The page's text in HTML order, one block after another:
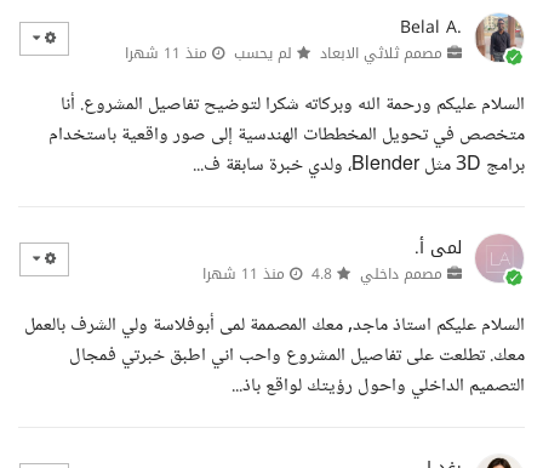
Belal A.
مصمم ثلاثي الابعاد لم يحسب منذ 11 شهرا
السلام عليكم ورحمة الله وبركاته شكرا لتوضيح تفاصيل المشروع. أنا
متخصص في تحويل المخططات الهندسية إلى صور واقعية باستخدام
برامج 3D مثل Blender، ولدي خبرة سابقة ف...
لمى أ.
مصمم داخلي منذ 11 شهرا
السلام عليكم استاذ ماجد, معك المصممة لمى أبوفلاسة ولي الشرف بالعمل
معك. تطلعت على تفاصيل المشروع واحب اني اطبق خبرتي فمجال
التصميم الداخلي واحول رؤيتك لواقع باذ...